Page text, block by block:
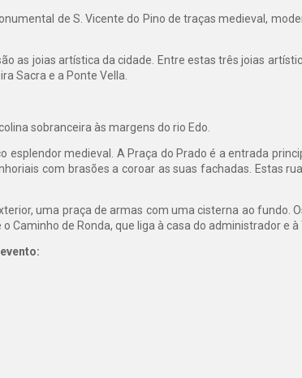
de S. Vicente do Pino de traças medieval,
as joias artística da cidade. Entre estas três joias
Sacra e a Ponte Vella.
sobranceira às margens do rio Edo.
medieval. A Praça do Prado é a entrada
com brasões a coroar as suas fachadas. Estas
uma praça de armas com uma cisterna ao fundo.
de Ronda, que liga à casa do administrador e à